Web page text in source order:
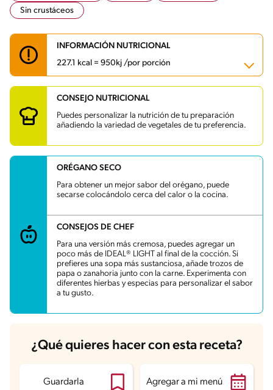
Sin crustáceos
INFORMACIÓN NUTRICIONAL
227.1 kcal = 950kj /por porción
Carbohidratos 17 g
Energía 227.1 kcal
Grasas 11.9 g
Sodio
Azúcares 3.3 g
CONSEJO NUTRICIONAL
Puedes personalizar la nutrición de tu preparación
añadiendo la variedad de vegetales de tu preferencia.
ORÉGANO SECO
Para obtener un mejor sabor del orégano, puede
secarse colocándolo cerca del calor o la cocina.
CONSEJOS DE CHEF
Para una versión más cremosa, puedes agregar un
poco más de IDEAL® LIGHT al final de la cocción. Si
prefieres una sopa más sustanciosa, añade trozos de
papa o zanahoria junto con la carne. Experimenta con
diferentes hierbas y especias para personalizar el sabor
a tu gusto.
¿Qué quieres hacer con esta receta?
Guardarla Agregar a mi menú